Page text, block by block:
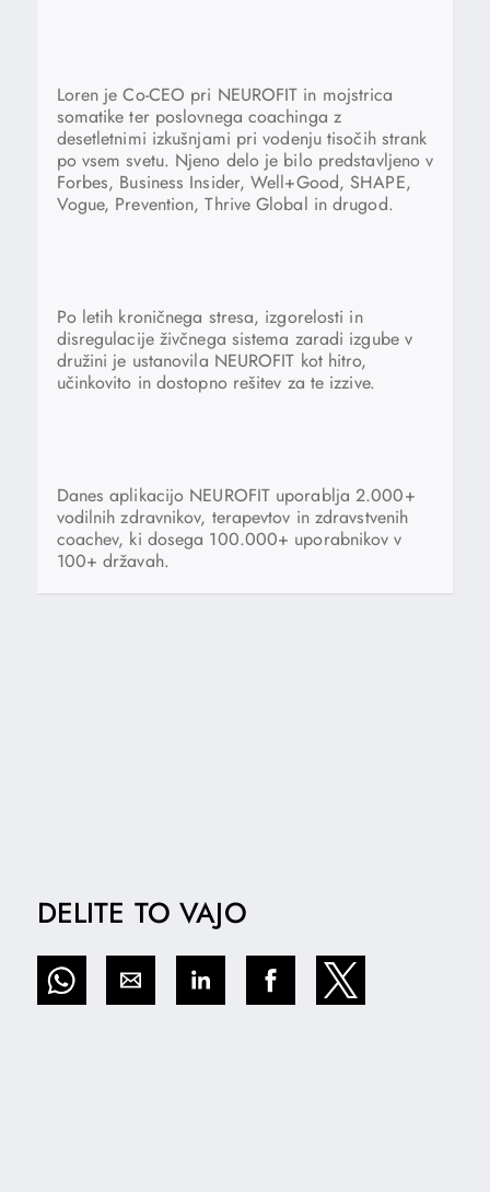
Loren je Co-CEO pri NEUROFIT in mojstrica
somatike ter poslovnega coachinga z
desetletnimi izkušnjami pri vodenju tisočih strank
po vsem svetu. Njeno delo je bilo predstavljeno v
Forbes, Business Insider, Well+Good, SHAPE,
Vogue, Prevention, Thrive Global in drugod.
Po letih kroničnega stresa, izgorelosti in
disregulacije živčnega sistema zaradi izgube v
družini je ustanovila NEUROFIT kot hitro,
učinkovito in dostopno rešitev za te izzive.
Danes aplikacijo NEUROFIT uporablja 2.000+
vodilnih zdravnikov, terapevtov in zdravstvenih
coachev, ki dosega 100.000+ uporabnikov v
100+ državah.
DELITE TO VAJO